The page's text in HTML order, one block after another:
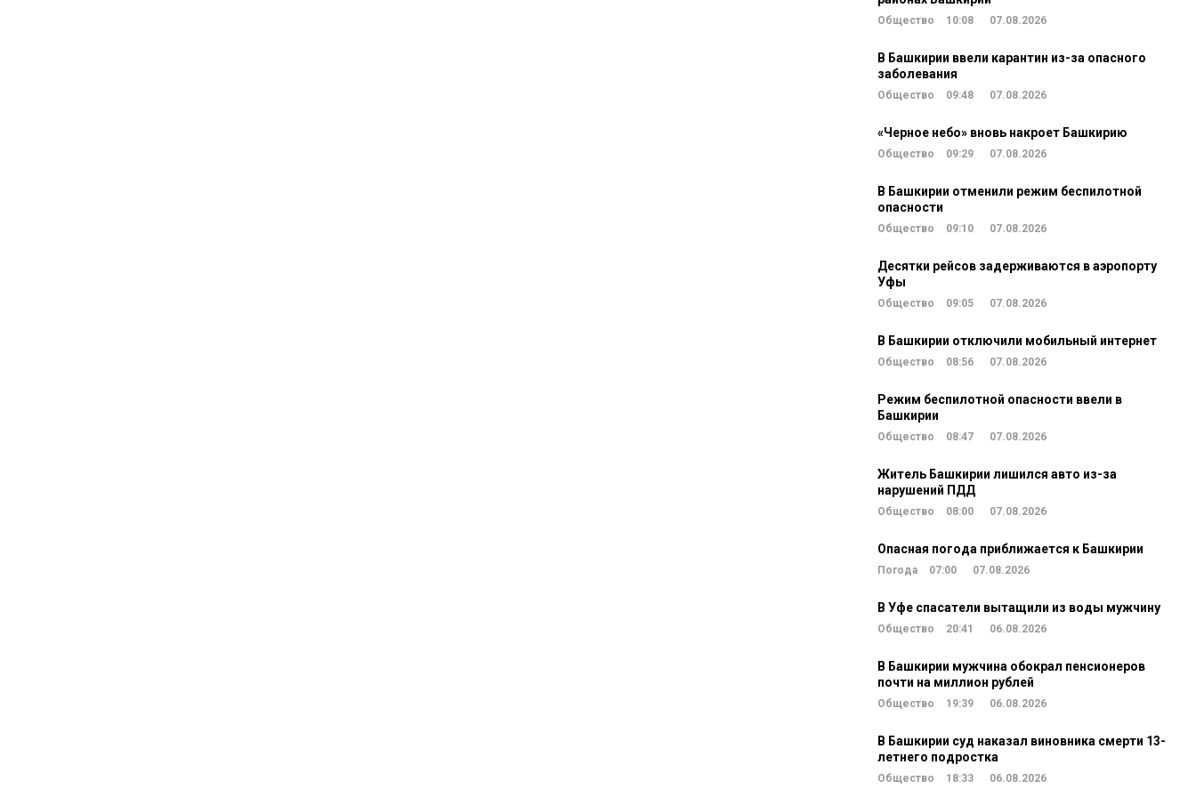
Общество 10:08 07.08.2026
В Башкирии ввели карантин из-за опасного
заболевания
Общество 09:48 07.08.2026
«Черное небо» вновь накроет Башкирию
Общество 09:29 07.08.2026
В Башкирии отменили режим беспилотной
опасности
Общество 09:10 07.08.2026
Десятки рейсов задерживаются в аэропорту
Уфы
Общество 09:05 07.08.2026
В Башкирии отключили мобильный интернет
Общество 08:56 07.08.2026
Режим беспилотной опасности ввели в
Башкирии
Общество 08:47 07.08.2026
Житель Башкирии лишился авто из-за
нарушений ПДД
Общество 08:00 07.08.2026
Опасная погода приближается к Башкирии
Погода 07:00 07.08.2026
В Уфе спасатели вытащили из воды мужчину
Общество 20:41 06.08.2026
В Башкирии мужчина обокрал пенсионеров
почти на миллион рублей
Общество 19:39 06.08.2026
В Башкирии суд наказал виновника смерти 13-
летнего подростка
Общество 18:33 06.08.2026